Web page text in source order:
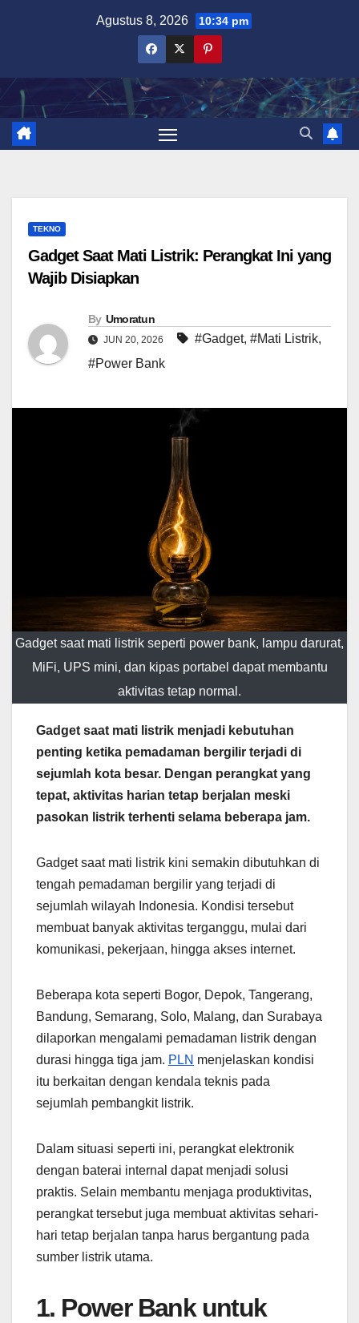
Agustus 8, 2026 10:34 pm
TEKNO
Gadget Saat Mati Listrik: Perangkat Ini yang
Wajib Disiapkan
By Umoratun
JUN 20, 2026 #Gadget, #Mati Listrik,
#Power Bank
Gadget saat mati listrik seperti power bank, lampu darurat,
MiFi, UPS mini, dan kipas portabel dapat membantu
aktivitas tetap normal.
Gadget saat mati listrik menjadi kebutuhan
penting ketika pemadaman bergilir terjadi di
sejumlah kota besar. Dengan perangkat yang
tepat, aktivitas harian tetap berjalan meski
pasokan listrik terhenti selama beberapa jam.
Gadget saat mati listrik kini semakin dibutuhkan di
tengah pemadaman bergilir yang terjadi di
sejumlah wilayah Indonesia. Kondisi tersebut
membuat banyak aktivitas terganggu, mulai dari
komunikasi, pekerjaan, hingga akses internet.
Beberapa kota seperti Bogor, Depok, Tangerang,
Bandung, Semarang, Solo, Malang, dan Surabaya
dilaporkan mengalami pemadaman listrik dengan
durasi hingga tiga jam. PLN menjelaskan kondisi
itu berkaitan dengan kendala teknis pada
sejumlah pembangkit listrik.
Dalam situasi seperti ini, perangkat elektronik
dengan baterai internal dapat menjadi solusi
praktis. Selain membantu menjaga produktivitas,
perangkat tersebut juga membuat aktivitas sehari-
hari tetap berjalan tanpa harus bergantung pada
sumber listrik utama.
1. Power Bank untuk